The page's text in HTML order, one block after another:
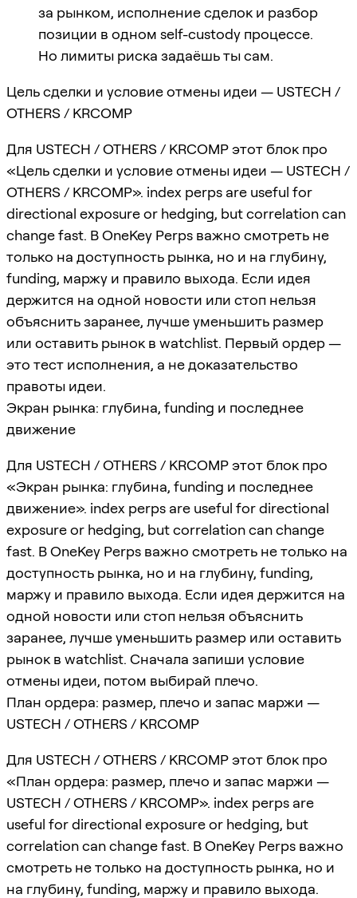
за рынком, исполнение сделок и разбор
позиции в одном self-custody процессе.
Но лимиты риска задаёшь ты сам.
Цель сделки и условие отмены идеи — USTECH /
OTHERS / KRCOMP
Для USTECH / OTHERS / KRCOMP этот блок про
«Цель сделки и условие отмены идеи — USTECH /
OTHERS / KRCOMP». index perps are useful for
directional exposure or hedging, but correlation can
change fast. В OneKey Perps важно смотреть не
только на доступность рынка, но и на глубину,
funding, маржу и правило выхода. Если идея
держится на одной новости или стоп нельзя
объяснить заранее, лучше уменьшить размер
или оставить рынок в watchlist. Первый ордер —
это тест исполнения, а не доказательство
правоты идеи.
Экран рынка: глубина, funding и последнее
движение
Для USTECH / OTHERS / KRCOMP этот блок про
«Экран рынка: глубина, funding и последнее
движение». index perps are useful for directional
exposure or hedging, but correlation can change
fast. В OneKey Perps важно смотреть не только на
доступность рынка, но и на глубину, funding,
маржу и правило выхода. Если идея держится на
одной новости или стоп нельзя объяснить
заранее, лучше уменьшить размер или оставить
рынок в watchlist. Сначала запиши условие
отмены идеи, потом выбирай плечо.
План ордера: размер, плечо и запас маржи —
USTECH / OTHERS / KRCOMP
Для USTECH / OTHERS / KRCOMP этот блок про
«План ордера: размер, плечо и запас маржи —
USTECH / OTHERS / KRCOMP». index perps are
useful for directional exposure or hedging, but
correlation can change fast. В OneKey Perps важно
смотреть не только на доступность рынка, но и
на глубину, funding, маржу и правило выхода.